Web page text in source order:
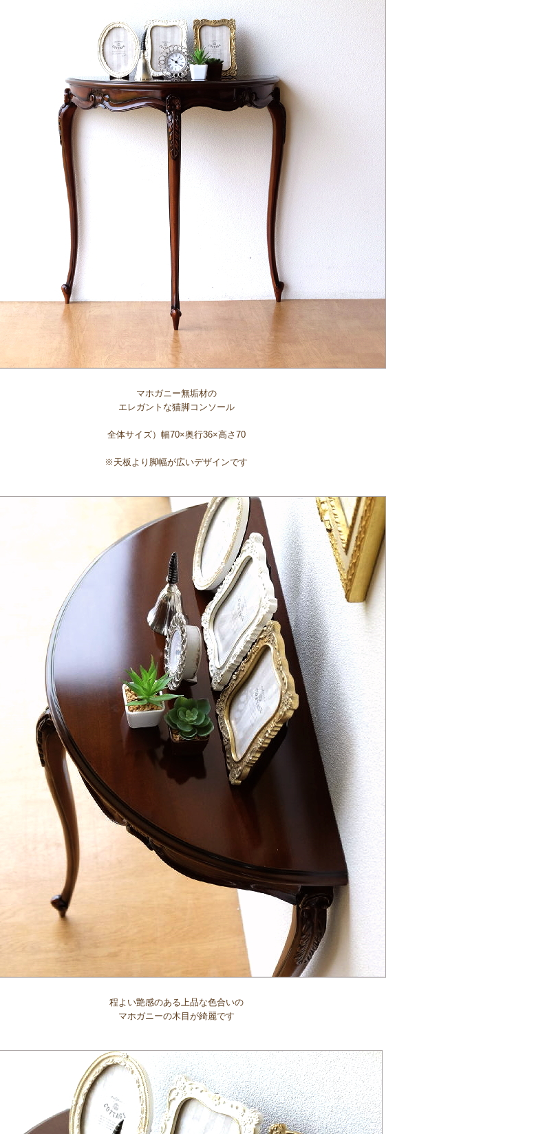
マホガニー無垢材の
エレガントな猫脚コンソール
全体サイズ）幅70×奥行36×高さ70
※天板より脚幅が広いデザインです
程よい艶感のある上品な色合いの
マホガニーの木目が綺麗です